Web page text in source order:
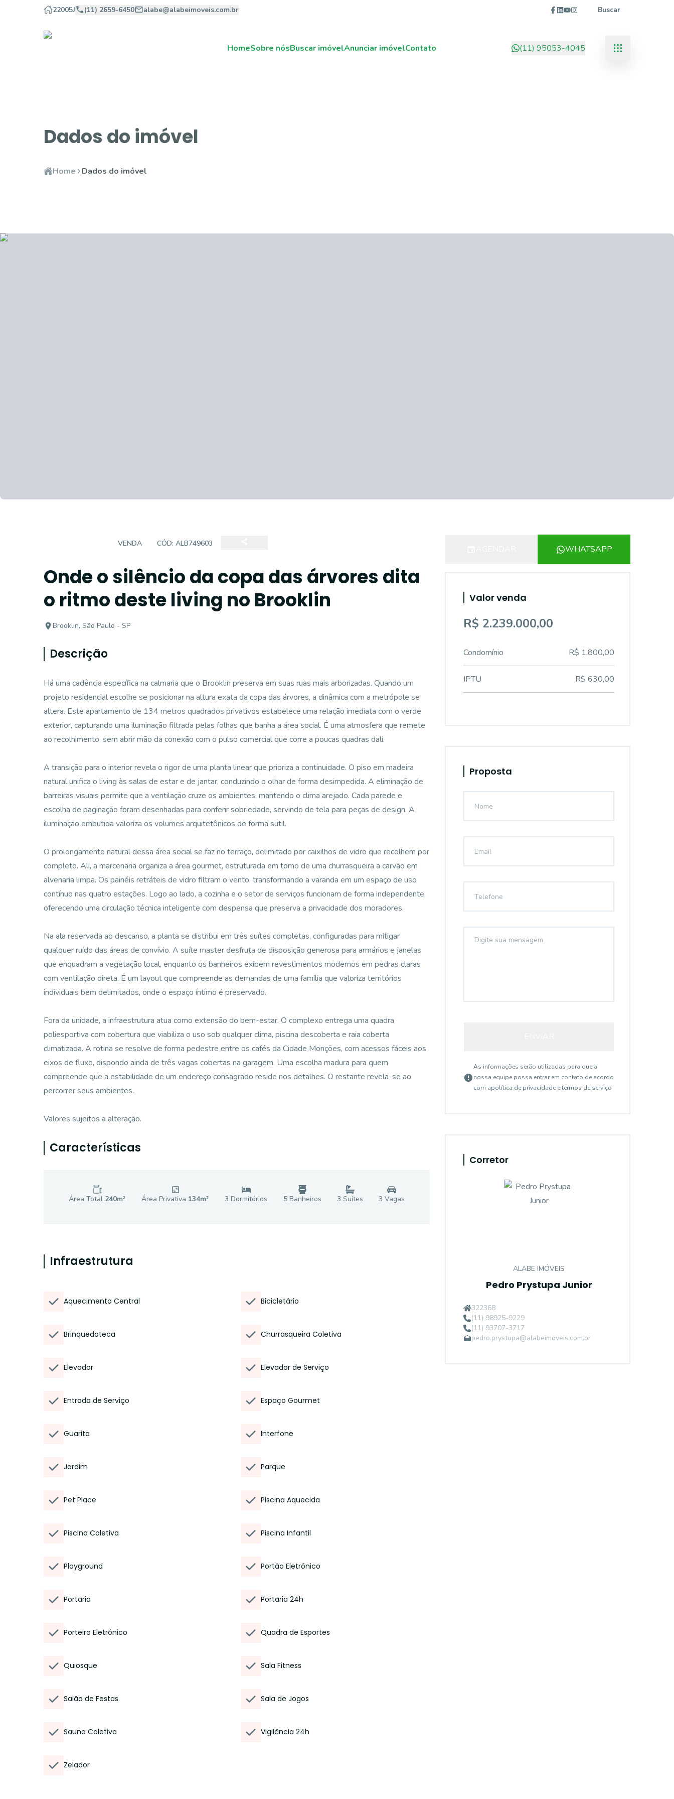
22005J (11) 2659-6450 alabe@alabeimoveis.com.br Buscar
HomeSobre nósBuscar imóvelAnunciar imóvelContato (11) 95053-4045
Dados do imóvel
Home Dados do imóvel
VENDA CÓD: ALB749603
Onde o silêncio da copa das árvores dita
o ritmo deste living no Brooklin
Brooklin, São Paulo - SP
Descrição
Há uma cadência específica na calmaria que o Brooklin preserva em suas ruas mais arborizadas. Quando um
projeto residencial escolhe se posicionar na altura exata da copa das árvores, a dinâmica com a metrópole se
altera. Este apartamento de 134 metros quadrados privativos estabelece uma relação imediata com o verde
exterior, capturando uma iluminação filtrada pelas folhas que banha a área social. É uma atmosfera que remete
ao recolhimento, sem abrir mão da conexão com o pulso comercial que corre a poucas quadras dali.
A transição para o interior revela o rigor de uma planta linear que prioriza a continuidade. O piso em madeira
natural unifica o living às salas de estar e de jantar, conduzindo o olhar de forma desimpedida. A eliminação de
barreiras visuais permite que a ventilação cruze os ambientes, mantendo o clima arejado. Cada parede e
escolha de paginação foram desenhadas para conferir sobriedade, servindo de tela para peças de design. A
iluminação embutida valoriza os volumes arquitetônicos de forma sutil.
O prolongamento natural dessa área social se faz no terraço, delimitado por caixilhos de vidro que recolhem por
completo. Ali, a marcenaria organiza a área gourmet, estruturada em torno de uma churrasqueira a carvão em
alvenaria limpa. Os painéis retráteis de vidro filtram o vento, transformando a varanda em um espaço de uso
contínuo nas quatro estações. Logo ao lado, a cozinha e o setor de serviços funcionam de forma independente,
oferecendo uma circulação técnica inteligente com despensa que preserva a privacidade dos moradores.
Na ala reservada ao descanso, a planta se distribui em três suítes completas, configuradas para mitigar
qualquer ruído das áreas de convívio. A suíte master desfruta de disposição generosa para armários e janelas
que enquadram a vegetação local, enquanto os banheiros exibem revestimentos modernos em pedras claras
com ventilação direta. É um layout que compreende as demandas de uma família que valoriza territórios
individuais bem delimitados, onde o espaço íntimo é preservado.
Fora da unidade, a infraestrutura atua como extensão do bem-estar. O complexo entrega uma quadra
poliesportiva com cobertura que viabiliza o uso sob qualquer clima, piscina descoberta e raia coberta
climatizada. A rotina se resolve de forma pedestre entre os cafés da Cidade Monções, com acessos fáceis aos
eixos de fluxo, dispondo ainda de três vagas cobertas na garagem. Uma escolha madura para quem
compreende que a estabilidade de um endereço consagrado reside nos detalhes. O restante revela-se ao
percorrer seus ambientes.
Valores sujeitos a alteração.
Características
Área Total 240m² Área Privativa 134m² 3 Dormitórios 5Banheiros 3 Suítes 3 Vagas
Infraestrutura
Aquecimento Central Bicicletário
Brinquedoteca Churrasqueira Coletiva
Elevador Elevador de Serviço
Entrada de Serviço Espaço Gourmet
Guarita Interfone
Jardim Parque
Pet Place Piscina Aquecida
Piscina Coletiva Piscina Infantil
Playground Portão Eletrônico
Portaria Portaria 24h
Porteiro Eletrônico Quadra de Esportes
Quiosque Sala Fitness
Salão de Festas Sala de Jogos
Sauna Coletiva Vigilância 24h
Zelador
WHATSAPP
Valor venda
R$ 2.239.000,00
Condomínio R$ 1.800,00
IPTU R$ 630,00
Proposta
As informações serão utilizadas para que a
nossa equipe possa entrar em contato de acordo
com apolítica de privacidade e termos de serviço
Corretor
ALABE IMÓVEIS
Pedro Prystupa Junior
322368
(11) 98925-9229
(11) 93707-3717
pedro.prystupa@alabeimoveis.com.br